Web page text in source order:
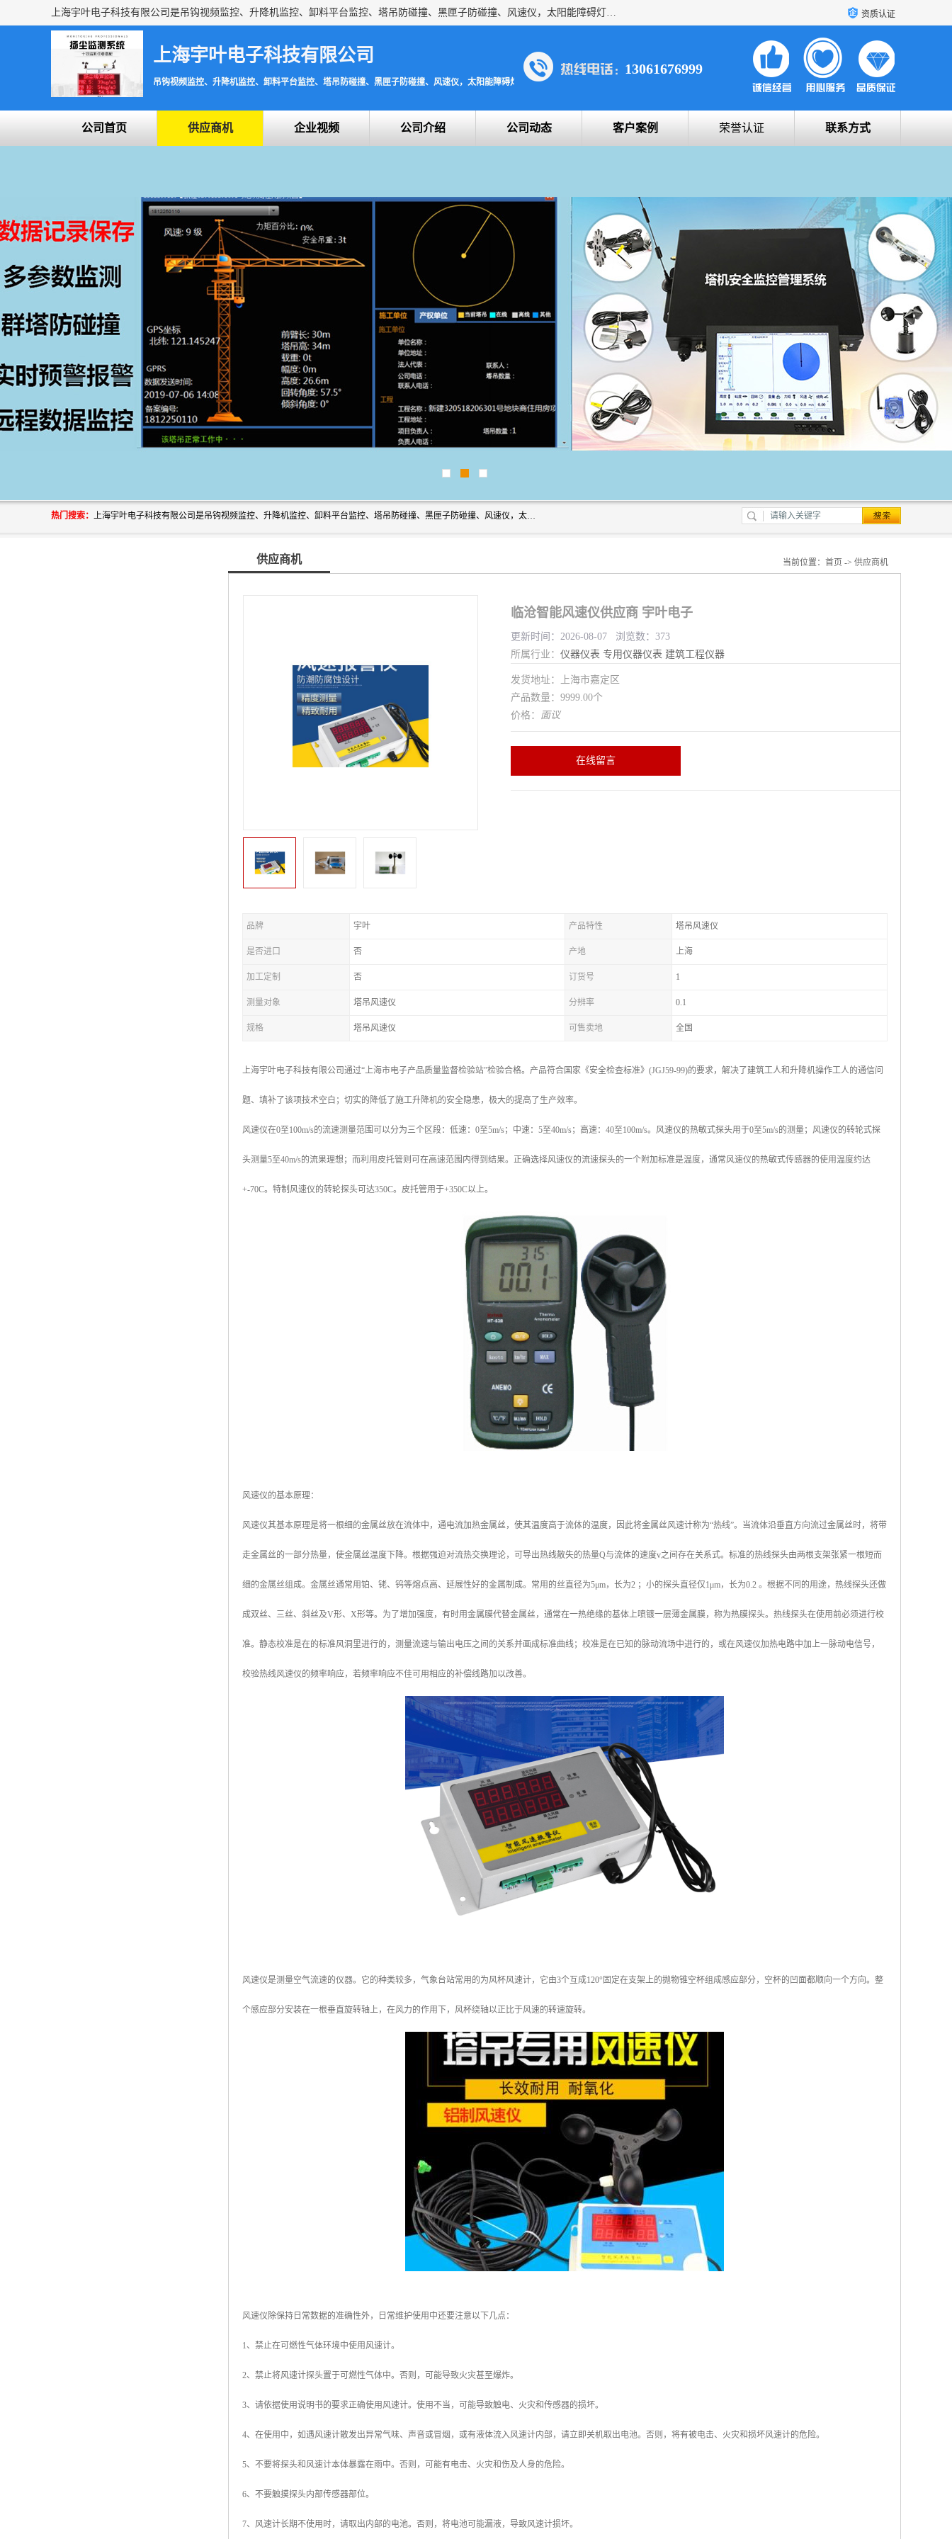
上海宇叶电子科技有限公司是吊钩视频监控、升降机监控、卸料平台监控、塔吊防碰撞、黑匣子防碰撞、风速仪，太阳能障碍灯安全提示灯等一系列升降机的常用配件产品专业研发生产加工的公司，拥有完整、科学的质量管理体系。 资质认证
上海宇叶电子科技有限公司
吊钩视频监控、升降机监控、卸料平台监控、塔吊防碰撞、黑匣子防碰撞、风速仪，太阳能障碍灯安全提示灯
13061676999
公司首页 供应商机 企业视频 公司介绍 公司动态 客户案例 荣誉认证 联系方式
热门搜索： 上海宇叶电子科技有限公司是吊钩视频监控、升降机监控、卸料平台监控、塔吊防碰撞、黑匣子防碰撞、风速仪，太阳能障碍灯安全提示灯等一系列升降机的常用配件产品专业研发生产加工的公司，拥有完整、科学的质量管理体系。
供应商机 当前位置： 首页 -> 供应商机
临沧智能风速仪供应商 宇叶电子
更新时间：2026-08-07 浏览数：373
所属行业： 仪器仪表 专用仪器仪表 建筑工程仪器
发货地址：上海市嘉定区
产品数量：9999.00个
价格： 面议
在线留言
品牌 宇叶 产品特性 塔吊风速仪
是否进口 否 产地 上海
加工定制 否 订货号 1
测量对象 塔吊风速仪 分辨率 0.1
规格 塔吊风速仪 可售卖地 全国
上海宇叶电子科技有限公司通过“上海市电子产品质量监督检验站”检验合格。产品符合国家《安全检查标准》(JGJ59-99)的要求，解决了建筑工人和升降机操作工人的通信问
题、填补了该项技术空白；切实的降低了施工升降机的安全隐患，极大的提高了生产效率。
风速仪在0至100m/s的流速测量范围可以分为三个区段：低速：0至5m/s；中速：5至40m/s；高速：40至100m/s。风速仪的热敏式探头用于0至5m/s的测量；风速仪的转轮式探
头测量5至40m/s的流果理想；而利用皮托管则可在高速范围内得到结果。正确选择风速仪的流速探头的一个附加标准是温度，通常风速仪的热敏式传感器的使用温度约达
+-70C。特制风速仪的转轮探头可达350C。皮托管用于+350C以上。
风速仪的基本原理：
风速仪其基本原理是将一根细的金属丝放在流体中，通电流加热金属丝，使其温度高于流体的温度，因此将金属丝风速计称为“热线”。当流体沿垂直方向流过金属丝时，将带
走金属丝的一部分热量，使金属丝温度下降。根据强迫对流热交换理论，可导出热线散失的热量Q与流体的速度v之间存在关系式。标准的热线探头由两根支架张紧一根短而
细的金属丝组成。金属丝通常用铂、铑、钨等熔点高、延展性好的金属制成。常用的丝直径为5μm，长为2 ；小的探头直径仅1μm，长为0.2 。根据不同的用途，热线探头还做
成双丝、三丝、斜丝及V形、X形等。为了增加强度，有时用金属膜代替金属丝，通常在一热绝缘的基体上喷镀一层薄金属膜，称为热膜探头。热线探头在使用前必须进行校
准。静态校准是在的标准风洞里进行的，测量流速与输出电压之间的关系并画成标准曲线；校准是在已知的脉动流场中进行的，或在风速仪加热电路中加上一脉动电信号，
校验热线风速仪的频率响应，若频率响应不佳可用相应的补偿线路加以改善。
风速仪是测量空气流速的仪器。它的种类较多，气象台站常用的为风杯风速计，它由3个互成120°固定在支架上的抛物锥空杯组成感应部分，空杯的凹面都顺向一个方向。整
个感应部分安装在一根垂直旋转轴上，在风力的作用下，风杯绕轴以正比于风速的转速旋转。
风速仪除保持日常数据的准确性外，日常维护使用中还要注意以下几点：
1、禁止在可燃性气体环境中使用风速计。
2、禁止将风速计探头置于可燃性气体中。否则，可能导致火灾甚至爆炸。
3、请依据使用说明书的要求正确使用风速计。使用不当，可能导致触电、火灾和传感器的损坏。
4、在使用中，如遇风速计散发出异常气味、声音或冒烟，或有液体流入风速计内部，请立即关机取出电池。否则，将有被电击、火灾和损坏风速计的危险。
5、不要将探头和风速计本体暴露在雨中。否则，可能有电击、火灾和伤及人身的危险。
6、不要触摸探头内部传感器部位。
7、风速计长期不使用时，请取出内部的电池。否则，将电池可能漏液，导致风速计损坏。